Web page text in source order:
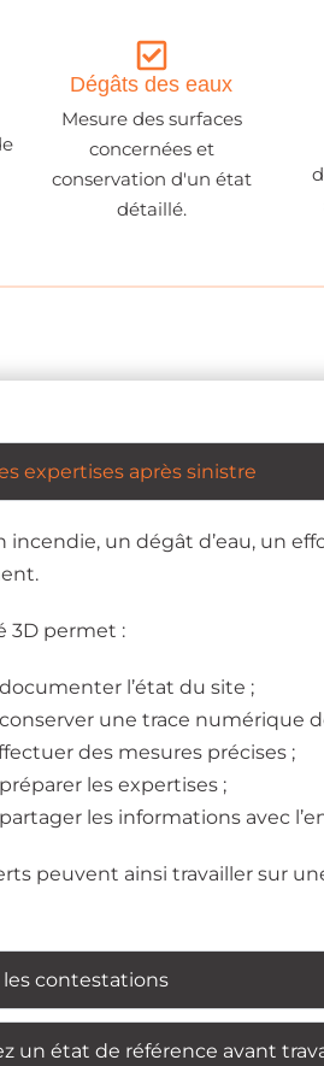
Dégâts des eaux
Mesure des surfaces
concernées et
conservation d'un état
détaillé.
expertises après sinistre
incendie, un dégât d’eau, un
3D permet :
l’état du site ;
une trace numérique
des mesures précises ;
les expertises ;
les informations avec
peuvent ainsi travailler sur
les contestations
un état de référence avant